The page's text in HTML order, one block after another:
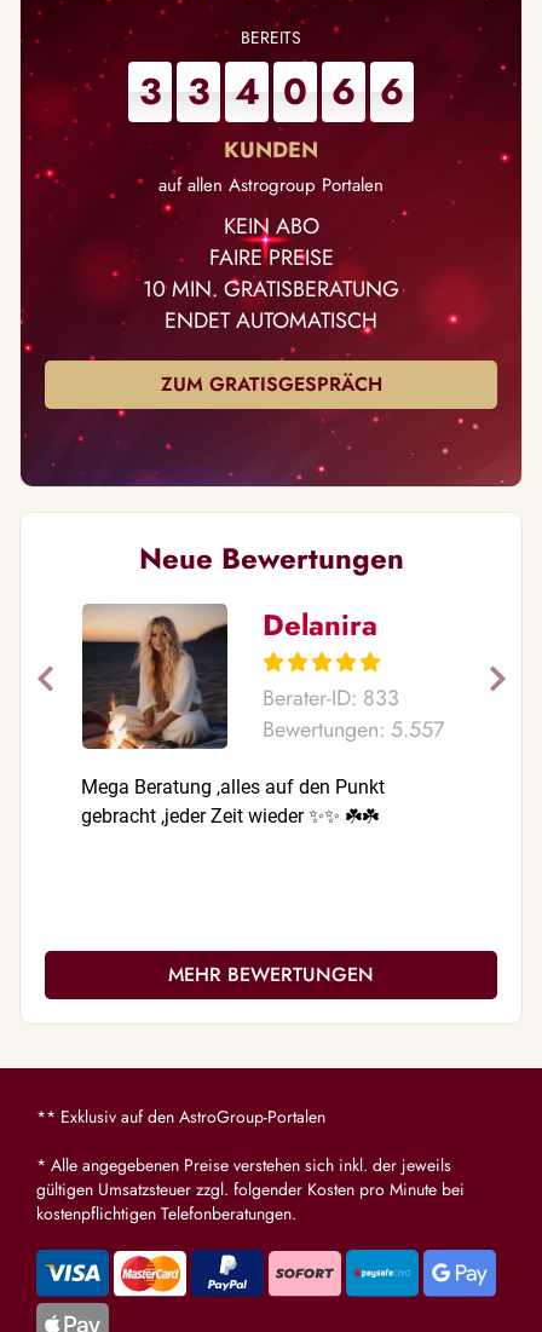
3 3 4 0 6 6
auf allen Astrogroup Portalen
KEIN ABO
FAIRE PREISE
10 MIN. GRATISBERATUNG
ENDET AUTOMATISCH
ZUM GRATISGESPRÄCH
Neue Bewertungen
Delanira
Berater-ID: 833
Bewertungen: 5.557
Mega Beratung ,alles auf den Punkt
gebracht ,jeder Zeit wieder ✨✨ ☘️☘️
MEHR BEWERTUNGEN
** Exklusiv auf den AstroGroup-Portalen
* Alle angegebenen Preise verstehen sich inkl. der jeweils
gültigen Umsatzsteuer zzgl. folgender Kosten pro Minute bei
kostenpflichtigen Telefonberatungen.